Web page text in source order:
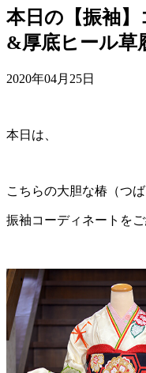
本日の【振袖
&厚底ヒール草
2020年04月25日
本日は、
こちらの大胆な椿（つ
振袖コーディネートを